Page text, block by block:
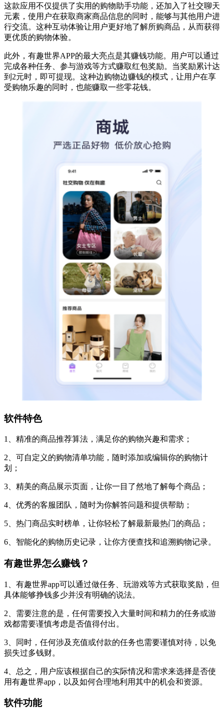
这款应用不仅提供了实用的购物助手功能，还加入了社交聊天
元素，使用户在获取商家商品信息的同时，能够与其他用户进
行交流。这种互动体验让用户更好地了解所购商品，从而获得
更优质的购物体验。
此外，有趣世界APP的最大亮点是其赚钱功能。用户可以通过
完成各种任务、参与游戏等方式赚取红包奖励。当奖励累计达
到2元时，即可提现。这种边购物边赚钱的模式，让用户在享
受购物乐趣的同时，也能赚取一些零花钱。
软件特色
1、精准的商品推荐算法，满足你的购物兴趣和需求；
2、可自定义的购物清单功能，随时添加或编辑你的购物计
划；
3、精美的商品展示页面，让你一目了然地了解每个商品；
4、优秀的客服团队，随时为你解答问题和提供帮助；
5、热门商品实时榜单，让你轻松了解最新最热门的商品；
6、智能化的购物历史记录，让你方便查找和追溯购物记录。
有趣世界怎么赚钱？
1、有趣世界app可以通过做任务、玩游戏等方式获取奖励，但
具体能够挣钱多少并没有明确的说法。
2、需要注意的是，任何需要投入大量时间和精力的任务或游
戏都需要谨慎考虑是否值得付出。
3、同时，任何涉及充值或付款的任务也需要谨慎对待，以免
损失过多钱财。
4、总之，用户应该根据自己的实际情况和需求来选择是否使
用有趣世界app，以及如何合理地利用其中的机会和资源。
软件功能